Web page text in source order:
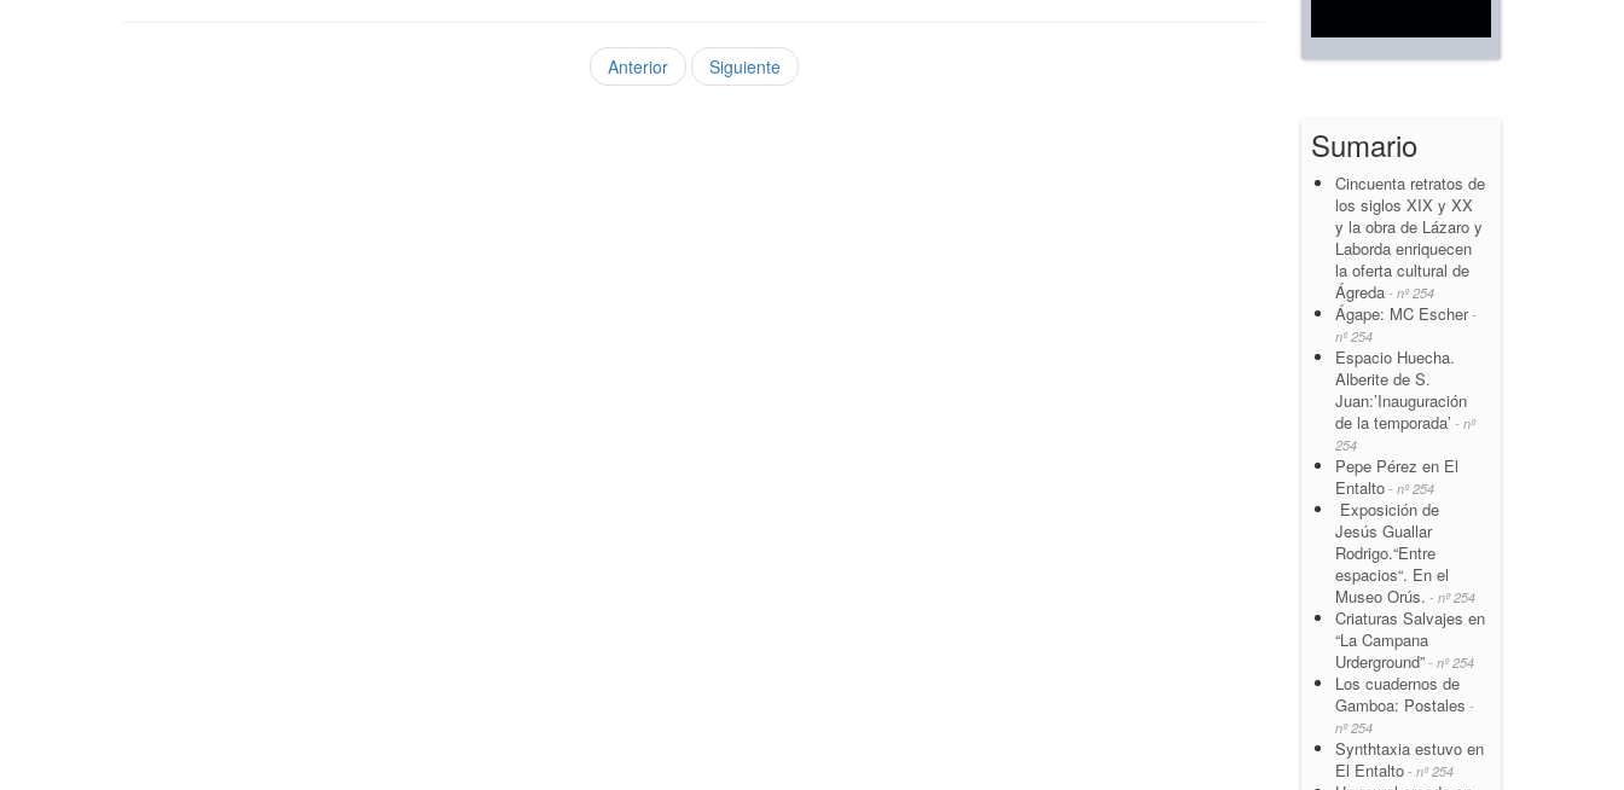
Anterior Siguiente
Sumario
Cincuenta retratos de
los siglos XIX y XX
y la obra de Lázaro y
Laborda enriquecen
la oferta cultural de
Ágreda - nº 254
Ágape: MC Escher-
nº 254
Espacio Huecha.
Alberite de S.
Juan:’Inauguración
de la temporada’ - nº
254
Pepe Pérez en El
Entalto - nº 254
Exposición de
Jesús Guallar
Rodrigo.“Entre
espacios“. En el
Museo Orús. - nº 254
Criaturas Salvajes en
“La Campana
Urderground” - nº 254
Los cuadernos de
Gamboa: Postales -
nº 254
Synthtaxia estuvo en
El Entalto - nº 254